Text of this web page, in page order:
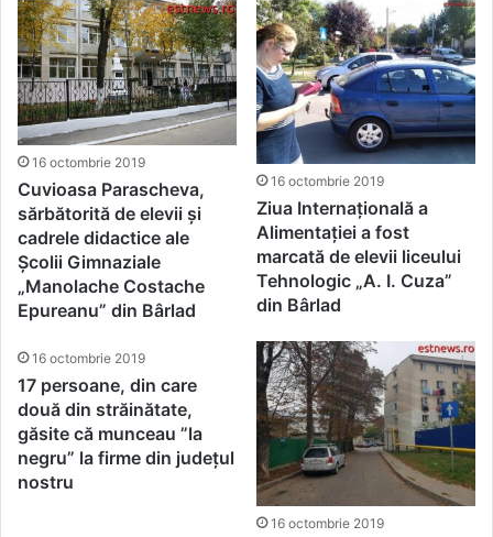
16 octombrie 2019
Cuvioasa Parascheva,
sărbătorită de elevii și
cadrele didactice ale
Școlii Gimnaziale
„Manolache Costache
Epureanu” din Bârlad
16 octombrie 2019
Ziua Internațională a
Alimentației a fost
marcată de elevii liceului
Tehnologic „A. I. Cuza”
din Bârlad
16 octombrie 2019
17 persoane, din care
două din străinătate,
găsite că munceau ”la
negru” la firme din județul
nostru
16 octombrie 2019